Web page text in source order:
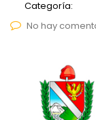
Categoría:
No hay